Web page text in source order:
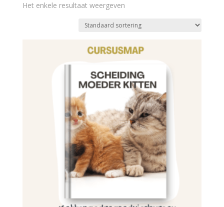
Het enkele resultaat weergeven